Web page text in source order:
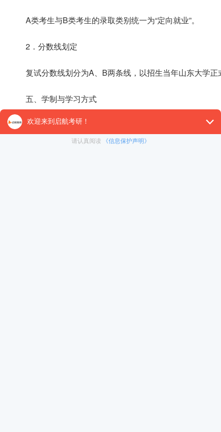
A类考生与B类考生的录取类别统一为“定向就业”。
2．分数线划定
复试分数线划分为A、B两条线，以招生当年山东大学
五、学制与学习方式
1.学制：学制3年，实行弹性学习，学习年限为3-5年。